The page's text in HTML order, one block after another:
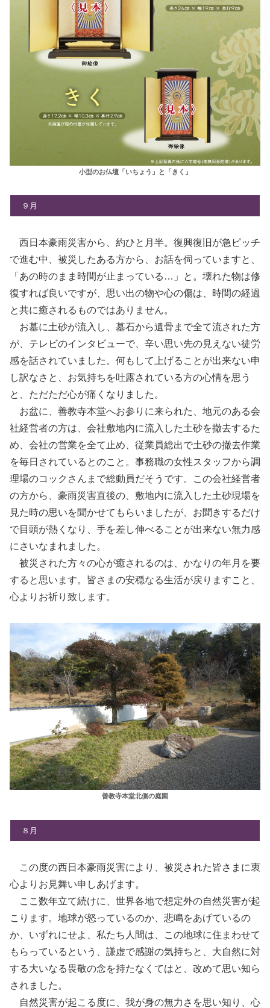
小型のお仏壇「いちょう」と「きく」
９月
西日本豪雨災害から、約ひと月半。復興復旧が急ピッチ
で進む中、被災したある方から、お話を伺っていますと、
「あの時のまま時間が止まっている…」と。壊れた物は修
復すれば良いですが、思い出の物や心の傷は、時間の経過
と共に癒されるものではありません。
お墓に土砂が流入し、墓石から遺骨まで全て流された方
が、テレビのインタビューで、辛い思い先の見えない徒労
感を話されていました。何もして上げることが出来ない申
し訳なさと、お気持ちを吐露されている方の心情を思う
と、ただただ心が痛くなりました。
お盆に、善教寺本堂へお参りに来られた、地元のある会
社経営者の方は、会社敷地内に流入した土砂を撤去するた
め、会社の営業を全て止め、従業員総出で土砂の撤去作業
を毎日されているとのこと。事務職の女性スタッフから調
理場のコックさんまで総動員だそうです。この会社経営者
の方から、豪雨災害直後の、敷地内に流入した土砂現場を
見た時の思いを聞かせてもらいましたが、お聞きするだけ
で目頭が熱くなり、手を差し伸べることが出来ない無力感
にさいなまれました。
被災された方々の心が癒されるのは、かなりの年月を要
すると思います。皆さまの安穏なる生活が戻りますこと、
心よりお祈り致します。
善教寺本堂北側の庭園
８月
この度の西日本豪雨災害により、被災された皆さまに衷
心よりお見舞い申しあげます。
ここ数年立て続けに、世界各地で想定外の自然災害が起
こります。地球が怒っているのか、悲鳴をあげているの
か、いずれにせよ、私たち人間は、この地球に住まわせて
もらっているという、謙虚で感謝の気持ちと、大自然に対
する大いなる畏敬の念を持たなくてはと、改めて思い知ら
されました。
自然災害が起こる度に、我が身の無力さを思い知り、心